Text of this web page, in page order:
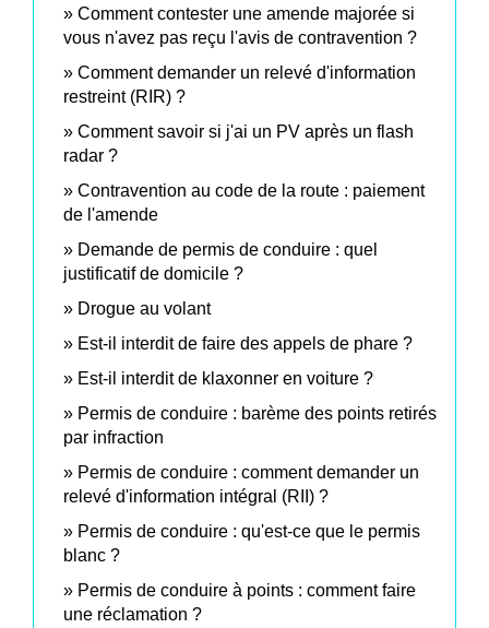
Comment contester une amende majorée si
vous n'avez pas reçu l'avis de contravention ?
Comment demander un relevé d'information
restreint (RIR) ?
Comment savoir si j'ai un PV après un flash
radar ?
Contravention au code de la route : paiement
de l'amende
Demande de permis de conduire : quel
justificatif de domicile ?
Drogue au volant
Est-il interdit de faire des appels de phare ?
Est-il interdit de klaxonner en voiture ?
Permis de conduire : barème des points retirés
par infraction
Permis de conduire : comment demander un
relevé d'information intégral (RII) ?
Permis de conduire : qu'est-ce que le permis
blanc ?
Permis de conduire à points : comment faire
une réclamation ?